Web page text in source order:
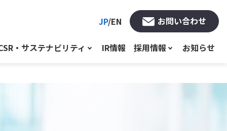
・サステナビリティ IR情報 採用情報 お知らせ
JP/EN お問い合わせ